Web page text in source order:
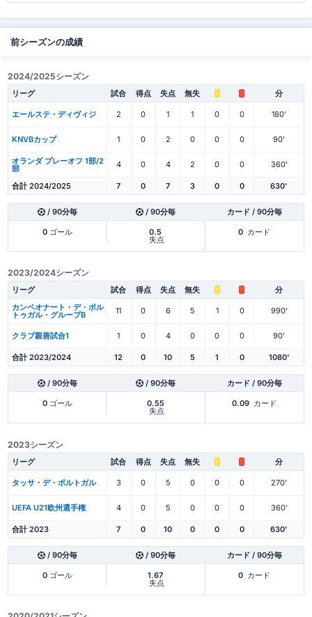
前シーズンの成績
2024/2025シーズン
リーグ 試合 得点 失点 無失 分
エールステ・ディヴィジ 2 0 1 1 0 0 180'
KNVBカップ 1 0 2 0 0 0 90'
オランダ プレーオフ 1部/2
部 4 0 4 2 0 0 360'
合計 2024/2025 7 0 7 3 0 0 630'
/ 90分毎 / 90分毎 カード / 90分毎
0ゴール 0.5
失点
0 カード
2023/2024シーズン
リーグ 試合 得点 失点 無失
分
カンペオナート・デ・ポル
トゥガル・グループB 11 0 6 5 1 0 990'
クラブ親善試合1 1 0 4 0 0 0 90'
合計 2023/2024 12 0 10 5 1 0 1080'
/ 90分毎 / 90分毎 カード / 90分毎
0ゴール 0.55
失点
0.09 カード
2023シーズン
リーグ 試合 得点 失点 無失 分
タッサ・デ・ポルトガル 3 0 5 0 0 0 270'
UEFA U21欧州選手権 4 0 5 0 0 0 360'
合計 2023 7 0 10 0 0 0 630'
/ 90分毎 / 90分毎 カード / 90分毎
0ゴール 1.67
失点
0 カード